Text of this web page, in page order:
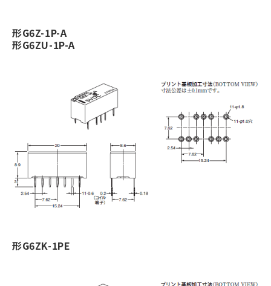
形G6Z-1P-A
形G6ZU-1P-A
形G6ZK-1PE